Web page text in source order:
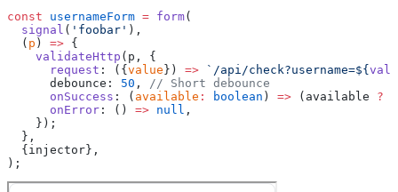
const usernameForm = form(
  signal
( 'foobar' ),
  (
p ) => {
    validateHttp
(p, {
      request
: ({value}) => `/api/check?username=${
      debounce:
50 ,
// Short debounce
      onSuccess
: ( available : boolean ) => (available ?
      onError
: () => null ,
    });
  },
  {injector},
);